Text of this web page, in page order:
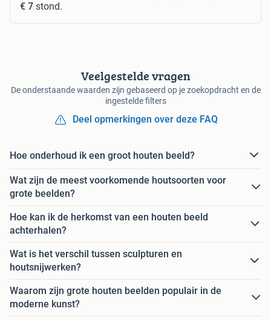
€ 7 stond.
Veelgestelde vragen
De onderstaande waarden zijn gebaseerd op je zoekopdracht en de
ingestelde filters
Deel opmerkingen over deze FAQ
Hoe onderhoud ik een groot houten beeld?
Wat zijn de meest voorkomende houtsoorten voor
grote beelden?
Hoe kan ik de herkomst van een houten beeld
achterhalen?
Wat is het verschil tussen sculpturen en
houtsnijwerken?
Waarom zijn grote houten beelden populair in de
moderne kunst?